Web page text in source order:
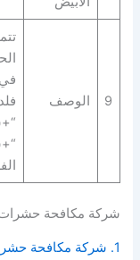
9 الوصف
شركة مكافحة
1. شركة مكافحة